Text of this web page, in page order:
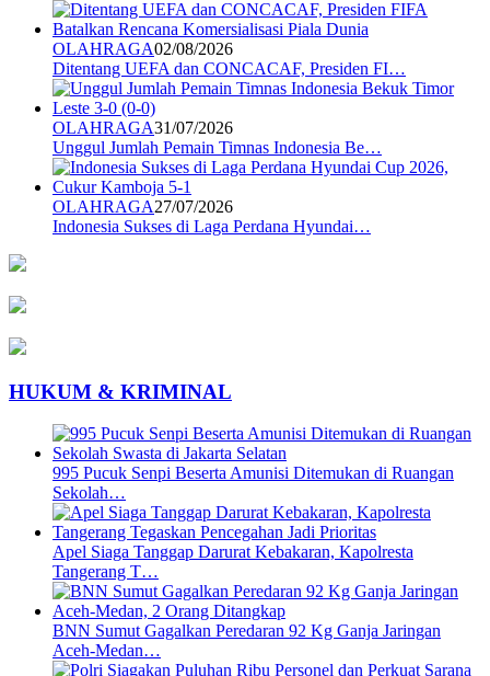
OLAHRAGA02/08/2026
Ditentang UEFA dan CONCACAF, Presiden FI…
OLAHRAGA31/07/2026
Unggul Jumlah Pemain Timnas Indonesia Be…
OLAHRAGA27/07/2026
Indonesia Sukses di Laga Perdana Hyundai…
HUKUM & KRIMINAL
995 Pucuk Senpi Beserta Amunisi Ditemukan di Ruangan
Sekolah…
Apel Siaga Tanggap Darurat Kebakaran, Kapolresta
Tangerang T…
BNN Sumut Gagalkan Peredaran 92 Kg Ganja Jaringan
Aceh-Medan…